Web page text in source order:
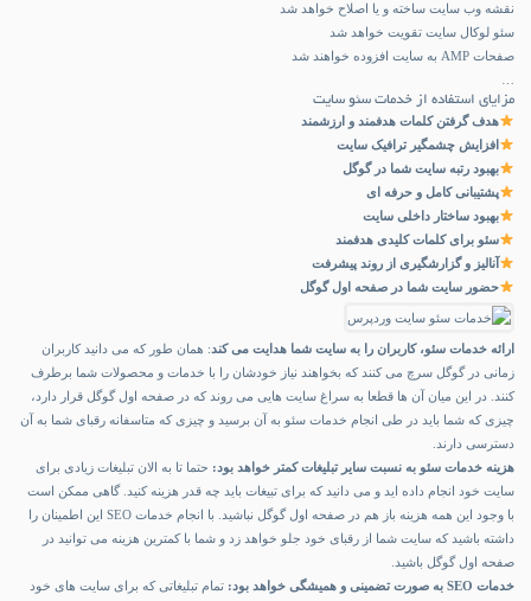
نقشه وب سایت ساخته و یا اصلاح خواهد شد
سئو لوکال سایت تقویت خواهد شد
صفحات AMP به سایت افزوده خواهند شد
مزایای استفاده از خدمات سئو سایت
هدف گرفتن کلمات هدفمند و ارزشمند
افزایش چشمگیر ترافیک سایت
بهبود رتبه سایت شما در گوگل
پشتیبانی کامل و حرفه ای
بهبود ساختار داخلی سایت
سئو برای کلمات کلیدی هدفمند
آنالیز و گزارشگیری از روند پیشرفت
حضور سایت شما در صفحه اول گوگل
ارائه خدمات سئو، کاربران را به سایت شما هدایت می کند: همان طور که می دانید کاربران
زمانی در گوگل سرچ می کنند که بخواهند نیاز خودشان را با خدمات و محصولات شما برطرف
کنند. در این میان آن ها قطعا به سراغ سایت هایی می روند که در صفحه اول گوگل قرار دارد،
چیزی که شما باید در طی انجام خدمات سئو به آن برسید و چیزی که متاسفانه رقبای شما به آن
دسترسی دارند.
هزینه خدمات سئو به نسبت سایر تبلیغات کمتر خواهد بود: حتما تا به الان تبلیغات زیادی برای
سایت خود انجام داده اید و می دانید که برای تبیغات باید چه قدر هزینه کنید. گاهی ممکن است
با وجود این همه هزینه باز هم در صفحه اول گوگل نباشید. با انجام خدمات SEO این اطمینان را
داشته باشید که سایت شما از رقبای خود جلو خواهد زد و شما با کمترین هزینه می توانید در
صفحه اول گوگل باشید.
خدمات SEO به صورت تضمینی و همیشگی خواهد بود:
تمام تبلیغاتی که برای سایت های خود